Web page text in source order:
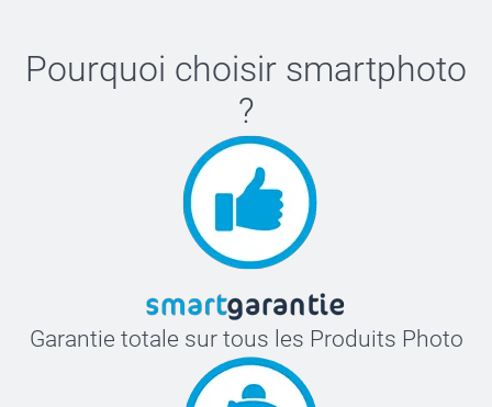
Pourquoi choisir smartphoto
?
Garantie totale sur tous les Produits Photo